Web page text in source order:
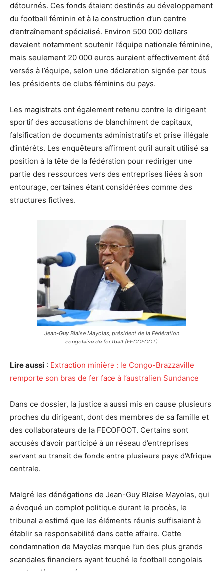
détournés. Ces fonds étaient destinés au développement
du football féminin et à la construction d’un centre
d’entraînement spécialisé. Environ 500 000 dollars
devaient notamment soutenir l’équipe nationale féminine,
mais seulement 20 000 euros auraient effectivement été
versés à l’équipe, selon une déclaration signée par tous
les présidents de clubs féminins du pays.
Les magistrats ont également retenu contre le dirigeant
sportif des accusations de blanchiment de capitaux,
falsification de documents administratifs et prise illégale
d’intérêts. Les enquêteurs affirment qu’il aurait utilisé sa
position à la tête de la fédération pour rediriger une
partie des ressources vers des entreprises liées à son
entourage, certaines étant considérées comme des
structures fictives.
Jean-Guy Blaise Mayolas, président de la Fédération
congolaise de football (FECOFOOT)
Lire aussi : Extraction minière : le Congo-Brazzaville
remporte son bras de fer face à l’australien Sundance
Dans ce dossier, la justice a aussi mis en cause plusieurs
proches du dirigeant, dont des membres de sa famille et
des collaborateurs de la FECOFOOT. Certains sont
accusés d’avoir participé à un réseau d’entreprises
servant au transit de fonds entre plusieurs pays d’Afrique
centrale.
Malgré les dénégations de Jean-Guy Blaise Mayolas, qui
a évoqué un complot politique durant le procès, le
tribunal a estimé que les éléments réunis suffisaient à
établir sa responsabilité dans cette affaire. Cette
condamnation de Mayolas marque l’un des plus grands
scandales financiers ayant touché le football congolais